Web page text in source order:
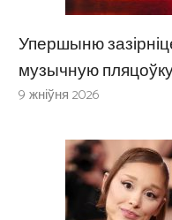
Упершыню
музычную пляцоўку
9 жніўня 2026